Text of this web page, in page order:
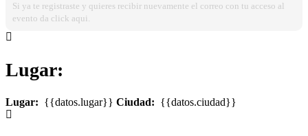
Si ya te registraste y quieres recibir nuevamente el correo con tu acceso al
evento da click aqui.
Lugar:
Lugar: {{datos.lugar}} Ciudad: {{datos.ciudad}}